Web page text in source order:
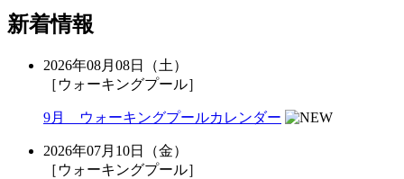
新着情報
2026年08月08日（土）
［ウォーキングプール］
9月 ウォーキングプールカレンダー
2026年07月10日（金）
［ウォーキングプール］